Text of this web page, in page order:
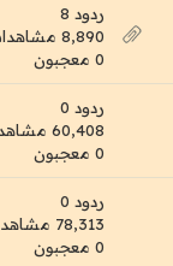
ردود 8
8,890 مشاهدات
0 معجبون
ردود 0
60,408 مشاهدات
0 معجبون
ردود 0
78,313 مشاهدات
0 معجبون